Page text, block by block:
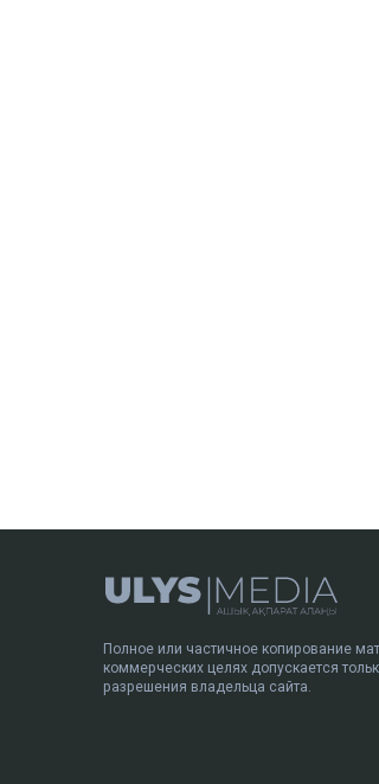
Полное или частичное копирование
коммерческих целях допускается
разрешения владельца сайта.